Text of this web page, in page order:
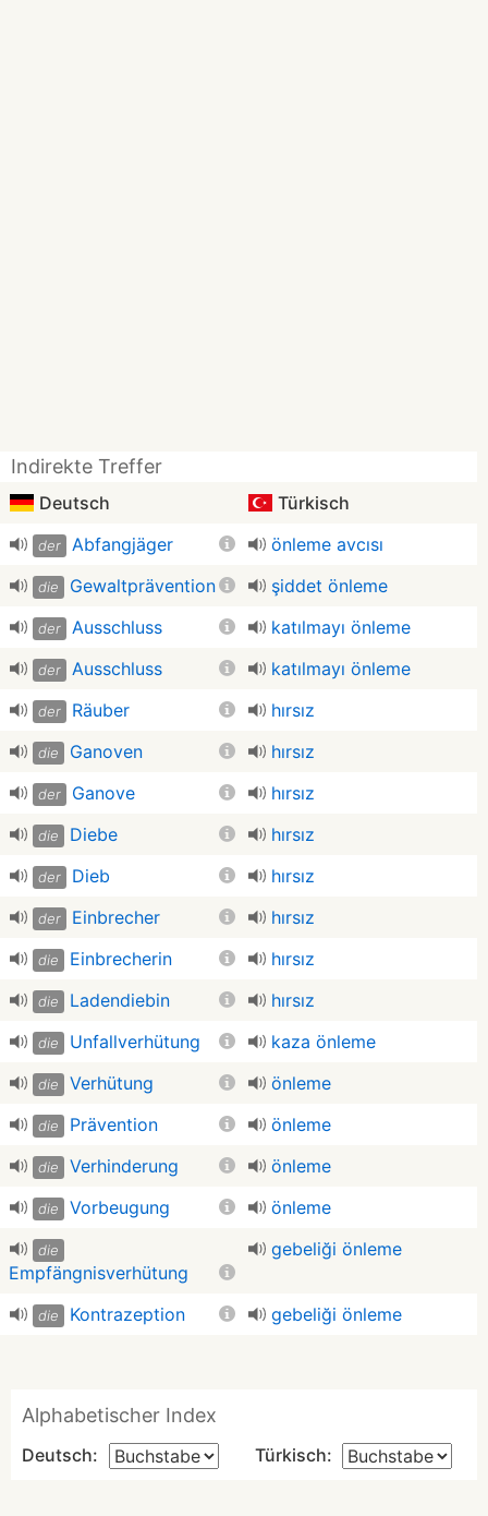
Indirekte Treffer
Deutsch Türkisch
der Abfangjäger önleme avcısı
die Gewaltprävention şiddet önleme
der Ausschluss katılmayı önleme
der Ausschluss katılmayı önleme
der Räuber hırsız
die Ganoven hırsız
der Ganove hırsız
die Diebe hırsız
der Dieb hırsız
der Einbrecher hırsız
die Einbrecherin hırsız
die Ladendiebin hırsız
die Unfallverhütung kaza önleme
die Verhütung önleme
die Prävention önleme
die Verhinderung önleme
die Vorbeugung önleme
die
Empfängnisverhütung
gebeliği önleme
die Kontrazeption gebeliği önleme
Alphabetischer Index
Deutsch: Türkisch: